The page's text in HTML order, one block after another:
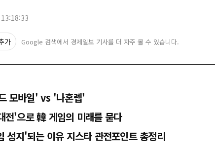
가 Google 검색에서 경제일보 기사를 더 자주 볼 수 있습니다.
모바일' vs '나혼렙'
'으로 韓 게임의 미래를 묻다
성지'되는 이유 지스타 관전포인트 총정리